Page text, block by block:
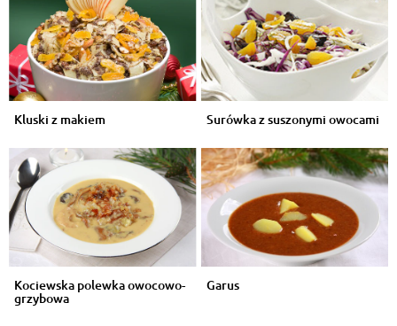
Kluski z makiem Surówka z suszonymi owocami
Kociewska polewka owocowo-
grzybowa
Garus